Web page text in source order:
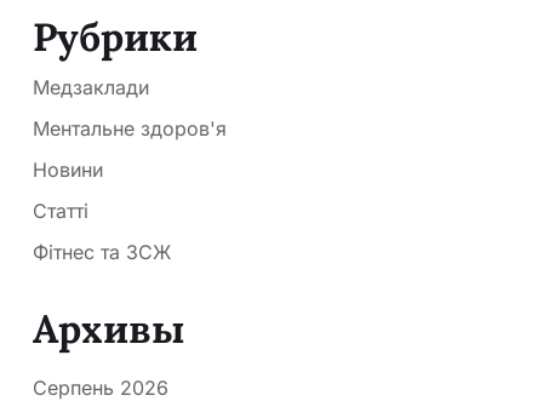
Рубрики
Медзаклади
Ментальне здоров'я
Новини
Статті
Фітнес та ЗСЖ
Архивы
Серпень 2026